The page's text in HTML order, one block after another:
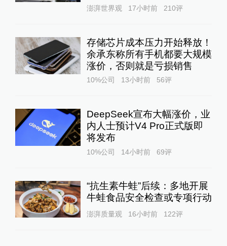
澎湃世界观 17小时前 210评
存储芯片成本压力开始释放！
余承东称所有手机都要大规模
涨价，否则就是亏损销售
10%公司 13小时前 56评
DeepSeek宣布大幅涨价，业
内人士预计V4 Pro正式版即
将发布
10%公司 14小时前 69评
“抗生素牛蛙”后续：多地开展
牛蛙食品安全检查或专项行动
澎湃质量观 16小时前 122评